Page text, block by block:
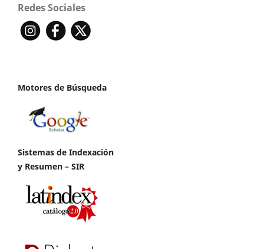
Redes Sociales
Motores de Búsqueda
Sistemas de Indexación
y Resumen – SIR